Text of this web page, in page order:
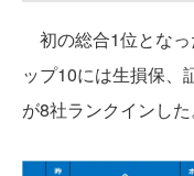
初の総合1位となっ
ップ10には生損保、
が8社ランクインした